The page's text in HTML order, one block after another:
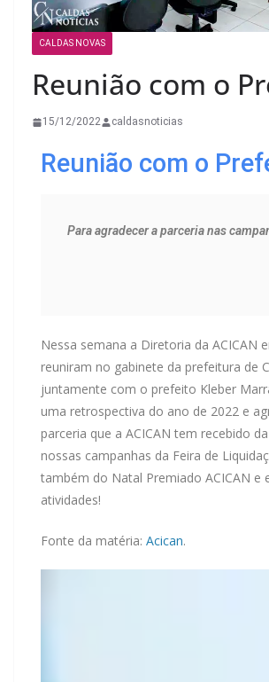
CALDAS NOVAS
Reunião com o
15/12/2022 caldasnoticias
Reunião com o
Para agradecer a parceria nas
Nessa semana a Diretoria da ACICAN
reuniram no gabinete da prefeitura de
juntamente com o prefeito Kleber
uma retrospectiva do ano de 2022 e
parceria que a ACICAN tem recebido
nossas campanhas da Feira de
também do Natal Premiado ACICAN e
atividades!
Fonte da matéria: Acican.